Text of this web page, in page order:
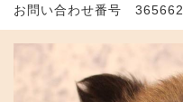
お問い合わせ番号 365662